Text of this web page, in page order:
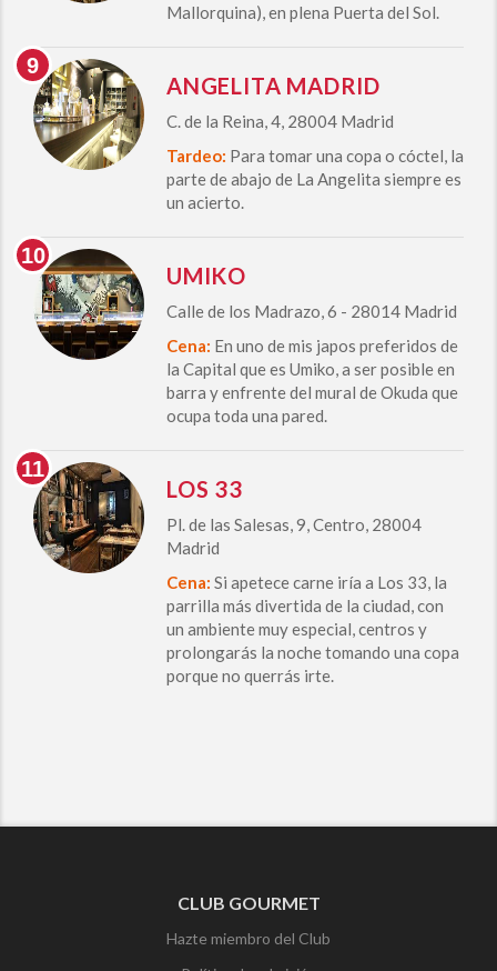
Mallorquina), en plena Puerta del Sol.
ANGELITA MADRID
C. de la Reina, 4, 28004 Madrid
Tardeo: Para tomar una copa o cóctel, la
parte de abajo de La Angelita siempre es
un acierto.
UMIKO
Calle de los Madrazo, 6 - 28014 Madrid
Cena: En uno de mis japos preferidos de
la Capital que es Umiko, a ser posible en
barra y enfrente del mural de Okuda que
ocupa toda una pared.
LOS 33
Pl. de las Salesas, 9, Centro, 28004
Madrid
Cena: Si apetece carne iría a Los 33, la
parrilla más divertida de la ciudad, con
un ambiente muy especial, centros y
prolongarás la noche tomando una copa
porque no querrás irte.
CLUB GOURMET
Hazte miembro del Club